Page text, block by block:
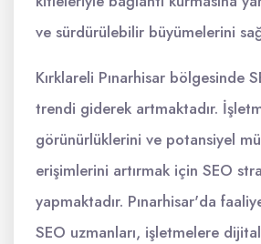
ve sürdürülebilir büyümelerini
Kırklareli Pınarhisar bölgesinde
trendi giderek artmaktadır.
görünürlüklerini ve potansiyel
erişimlerini artırmak için SEO
yapmaktadır. Pınarhisar'da
SEO uzmanları, işletmelere